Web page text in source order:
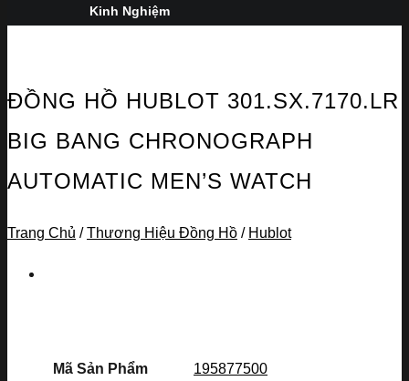
Kinh Nghiệm
ĐỒNG HỒ HUBLOT 301.SX.7170.LR
BIG BANG CHRONOGRAPH
AUTOMATIC MEN’S WATCH
Trang Chủ / Thương Hiệu Đồng Hồ / Hublot
Mã Sản Phẩm 195877500